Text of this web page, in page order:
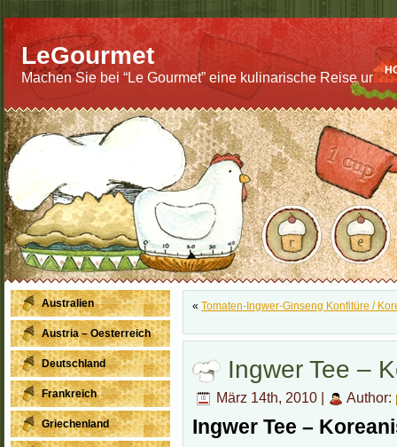
LeGourmet
Machen Sie bei “Le Gourmet” eine kulinarische Reise um
Australien
Austria – Oesterreich
Deutschland
Frankreich
Griechenland
« Tomaten-Ingwer-Ginseng Konfitüre /
Ingwer Tee –
März 14th, 2010 | Author:
Ingwer Tee –